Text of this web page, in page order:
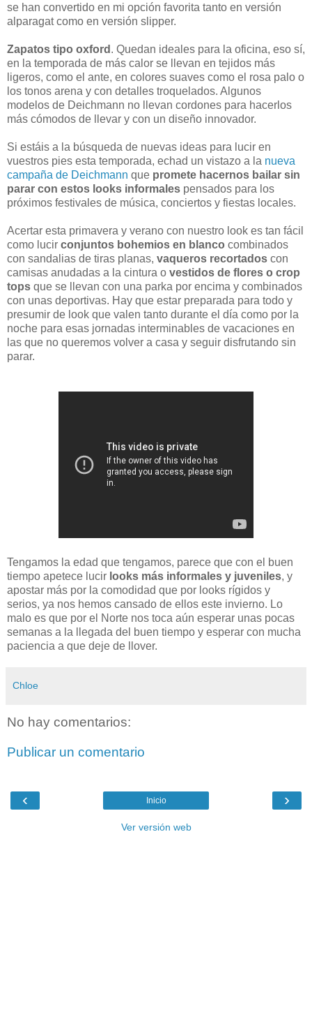
se han convertido en mi opción favorita tanto en versión
alparagat como en versión slipper.
Zapatos tipo oxford . Quedan ideales para la oficina, eso sí,
en la temporada de más calor se llevan en tejidos más
ligeros, como el ante, en colores suaves como el rosa palo o
los tonos arena y con detalles troquelados. Algunos
modelos de Deichmann no llevan cordones para hacerlos
más cómodos de llevar y con un diseño innovador.
Si estáis a la búsqueda de nuevas ideas para lucir en
vuestros pies esta temporada, echad un vistazo a la nueva
campaña de Deichmann que promete hacernos bailar sin
parar con estos looks informales pensados para los
próximos festivales de música, conciertos y fiestas locales.
Acertar esta primavera y verano con nuestro look es tan fácil
como lucir conjuntos bohemios en blanco combinados
con sandalias de tiras planas, vaqueros recortados con
camisas anudadas a la cintura o vestidos de flores o crop
tops que se llevan con una parka por encima y combinados
con unas deportivas. Hay que estar preparada para todo y
presumir de look que valen tanto durante el día como por la
noche para esas jornadas interminables de vacaciones en
las que no queremos volver a casa y seguir disfrutando sin
parar.
Tengamos la edad que tengamos, parece que con el buen
tiempo apetece lucir looks más informales y juveniles, y
apostar más por la comodidad que por looks rígidos y
serios, ya nos hemos cansado de ellos este invierno. Lo
malo es que por el Norte nos toca aún esperar unas pocas
semanas a la llegada del buen tiempo y esperar con mucha
paciencia a que deje de llover.
Chloe
No hay comentarios:
Publicar un comentario
‹ ›
Inicio
Ver versión web